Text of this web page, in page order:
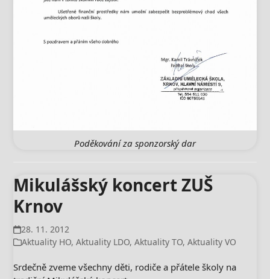
Poděkování za sponzorský dar
Mikulášský koncert ZUŠ
Krnov
28. 11. 2012
Aktuality HO,Aktuality LDO,Aktuality TO,Aktuality VO
Srdečně zveme všechny děti, rodiče a přátele školy na